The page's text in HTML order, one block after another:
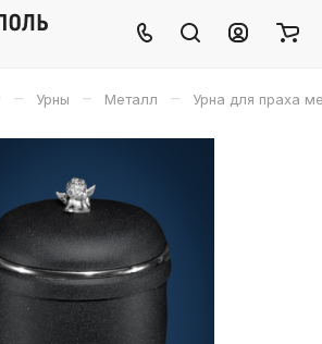
– Урны – Металл – Урна для праха